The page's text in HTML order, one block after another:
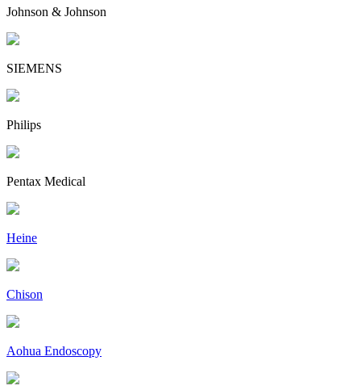
Johnson & Johnson
SIEMENS
Philips
Pentax Medical
Heine
Chison
Aohua Endoscopy